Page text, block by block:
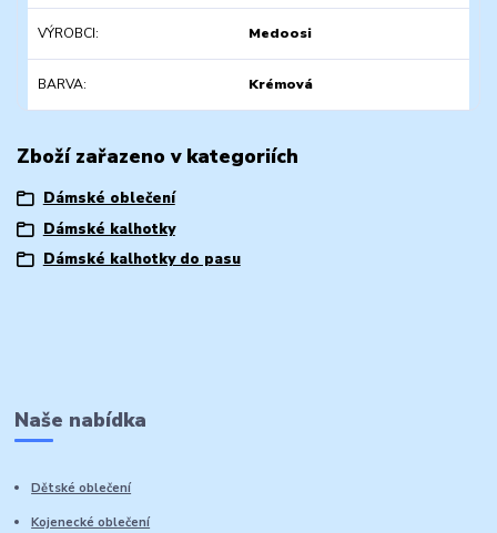
VÝROBCI Medoosi
BARVA Krémová
Zboží zařazeno v kategoriích
Dámské oblečení
Dámské kalhotky
Dámské kalhotky do pasu
Naše nabídka
Dětské oblečení
Kojenecké oblečení